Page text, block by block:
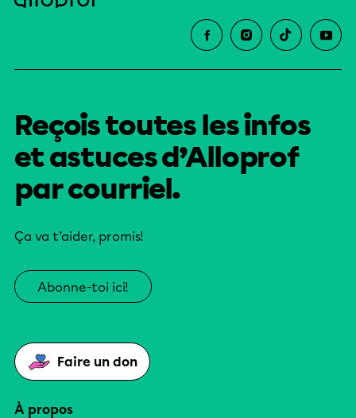
Reçois toutes les infos
et astuces d’Alloprof
par courriel.
Ça va t’aider, promis!
Abonne-toi ici!
Faire un don
À propos